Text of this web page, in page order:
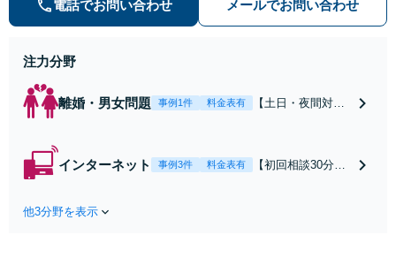
早期対応で駆けつけサポート【労
電話でお問い合わせ メールでお問い合わせ
注力分野
離婚・男女問題 事例1件 料金表有
【土日・夜間対応
れたら、サインす
インターネット 事例3件 料金表有
【初回相談30分無
他3分野を表示